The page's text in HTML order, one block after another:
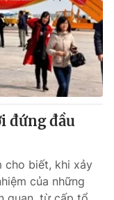
đứng đầu
cho biết, khi xảy
của những